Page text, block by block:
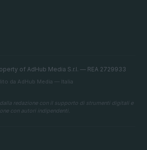
of AdHub Media S.r.l. — REA 2729933
da AdHub Media — Italia
redazione con il supporto di strumenti digitali e
con autori indipendenti.